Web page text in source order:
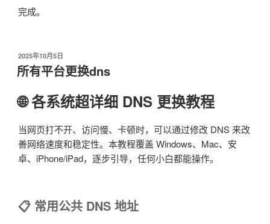
完成。
发
布
于
2025年10月5日
所有平台更换dns
🌐 各系统超详细 DNS 更换教程
当网页打不开、访问慢、卡顿时，可以通过修改 DNS 来改
善网络速度和稳定性。本教程覆盖 Windows、Mac、安
卓、iPhone/iPad，逐步引导，任何小白都能操作。
📋 常用公共 DNS 地址